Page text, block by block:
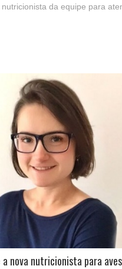
da equipe para
nova nutricionista para